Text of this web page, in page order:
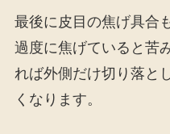
最後に皮目の焦げ具合
過度に焦げていると苦
れば外側だけ切り落と
くなります。